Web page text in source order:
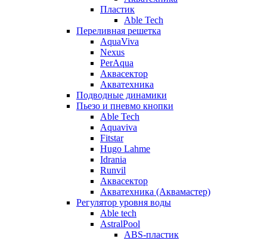
Пластик
Able Tech
Переливная решетка
AquaViva
Nexus
PerAqua
Аквасектор
Акватехника
Подводные динамики
Пьезо и пневмо кнопки
Able Tech
Aquaviva
Fitstar
Hugo Lahme
Idrania
Runvil
Аквасектор
Акватехника (Аквамастер)
Регулятор уровня воды
Able tech
AstralPool
ABS-пластик